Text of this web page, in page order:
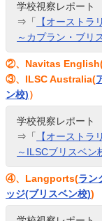
学校視察レポート
⇒「
【オースト
～カプラン・ブリ
②、Navitas
③、ILSC Australia(
ン校)）
学校視察レポート
⇒「
【オースト
～ILSCブリスベン
④、Langports(ラン
ッジ(ブリスベン校))